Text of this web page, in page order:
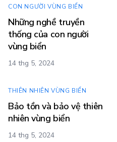
CON NGƯỜI VÙNG BIỂN
Những nghề truyền
thống của con người
vùng biển
14 thg 5, 2024
THIÊN NHIÊN VÙNG BIỂN
Bảo tồn và bảo vệ thiên
nhiên vùng biển
14 thg 5, 2024